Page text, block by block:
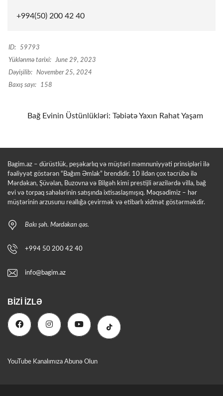
+994(50) 200 42 40
ID:
59793
Yüklənmə tarixi:
June 29, 2023
Dəyişilib:
November 25, 2024
Baxış sayı:
158
Bağ Evinin Üstünlükləri: Təbiətə Yaxın Rahat Yaşam
Bagim.az – dürüstlük, peşəkarlıq və müştəri məmnuniyyəti prinsipləri ilə
fəaliyyət göstərən “Bağım Əmlak” brendidir. 10 ildən çox təcrübə ilə
Mərdəkan, Şüvəlan, Buzovna və Bilgəh kimi prestijli ərazilərdə villa, bağ
evi və torpaq sahələrinin satışında ixtisaslaşmışıq. Məqsədimiz – hər
müştərinin arzusunu reallığa çevirmək və etibarlı xidmət göstərməkdir.
Bakı şəh. Mərdəkan qəs.
+994 50 200 42 40
info@bagim.az
BIZI İZLƏ
YouTube Kanalımıza Abunə Olun